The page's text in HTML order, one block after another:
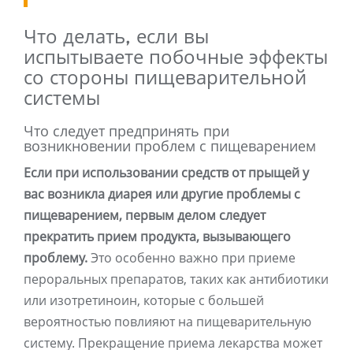
Что делать, если вы
испытываете побочные эффекты
со стороны пищеварительной
системы
Что следует предпринять при
возникновении проблем с пищеварением
Если при использовании средств от прыщей у
вас возникла диарея или другие проблемы с
пищеварением, первым делом следует
прекратить прием продукта, вызывающего
проблему.Это особенно важно при приеме
пероральных препаратов, таких как антибиотики
или изотретиноин, которые с большей
вероятностью повлияют на пищеварительную
систему. Прекращение приема лекарства может